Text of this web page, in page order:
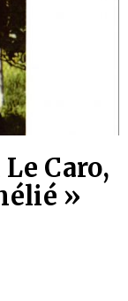
Caro,
»